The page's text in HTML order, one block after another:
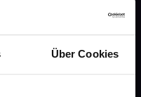
Über Cookies